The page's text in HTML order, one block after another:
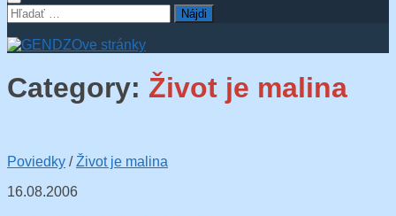
Hľadať:
Category: Život je malina
Poviedky /Život je malina
16.08.2006